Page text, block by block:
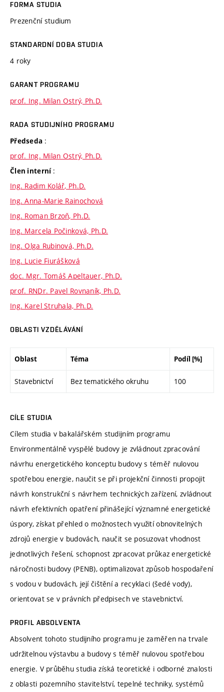
FORMA STUDIA
Prezenční studium
STANDARDNÍ DOBA STUDIA
4 roky
GARANT PROGRAMU
prof. Ing. Milan Ostrý, Ph.D.
RADA STUDIJNÍHO PROGRAMU
Předseda :
prof. Ing. Milan Ostrý, Ph.D.
Člen interní :
Ing. Radim Kolář, Ph.D.
Ing. Anna-Marie Rainochová
Ing. Roman Brzoň, Ph.D.
Ing. Marcela Počinková, Ph.D.
Ing. Olga Rubinová, Ph.D.
Ing. Lucie Fiurášková
doc. Mgr. Tomáš Apeltauer, Ph.D.
prof. RNDr. Pavel Rovnaník, Ph.D.
Ing. Karel Struhala, Ph.D.
OBLASTI VZDĚLÁVÁNÍ
Oblast Téma Podíl [%]
Stavebnictví Bez tematického okruhu 100
CÍLE STUDIA
Cílem studia v bakalářském studijním programu
Environmentálně vyspělé budovy je zvládnout zpracování
návrhu energetického konceptu budovy s téměř nulovou
spotřebou energie, naučit se při projekční činnosti propojit
návrh konstrukční s návrhem technických zařízení, zvládnout
návrh efektivních opatření přinášející významné energetické
úspory, získat přehled o možnostech využití obnovitelných
zdrojů energie v budovách, naučit se posuzovat vhodnost
jednotlivých řešení, schopnost zpracovat průkaz energetické
náročnosti budovy (PENB), optimalizovat způsob hospodaření
s vodou v budovách, její čištění a recyklaci (šedé vody),
orientovat se v právních předpisech ve stavebnictví.
PROFIL ABSOLVENTA
Absolvent tohoto studijního programu je zaměřen na trvale
udržitelnou výstavbu a budovy s téměř nulovou spotřebou
energie. V průběhu studia získá teoretické i odborné znalosti
z oblasti pozemního stavitelství, tepelné techniky, systémů